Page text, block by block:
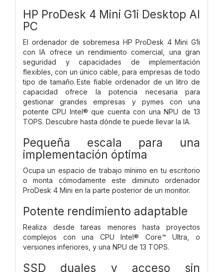
HP ProDesk 4 Mini G1i Desktop AI
PC
El ordenador de sobremesa HP ProDesk 4 Mini G1i
con IA ofrece un rendimiento comercial, una gran
seguridad y capacidades de implementación
flexibles, con un único cable, para empresas de todo
tipo de tamaño. Este fiable ordenador de un litro de
capacidad ofrece la potencia necesaria para
gestionar grandes empresas y pymes con una
potente CPU Intel® que cuenta con una NPU de 13
TOPS. Descubre hasta dónde te puede llevar la IA.
Pequeña escala para una
implementación óptima
Ocupa un espacio de trabajo mínimo en tu escritorio
o monta cómodamente este diminuto ordenador
ProDesk 4 Mini en la parte posterior de un monitor.
Potente rendimiento adaptable
Realiza desde tareas menores hasta proyectos
complejos con una CPU Intel® Core™ Ultra, o
versiones inferiores, y una NPU de 13 TOPS.
SSD duales y acceso sin